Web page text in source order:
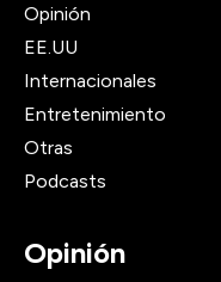
Opinión
EE.UU
Internacionales
Entretenimiento
Otras
Podcasts
Opinión